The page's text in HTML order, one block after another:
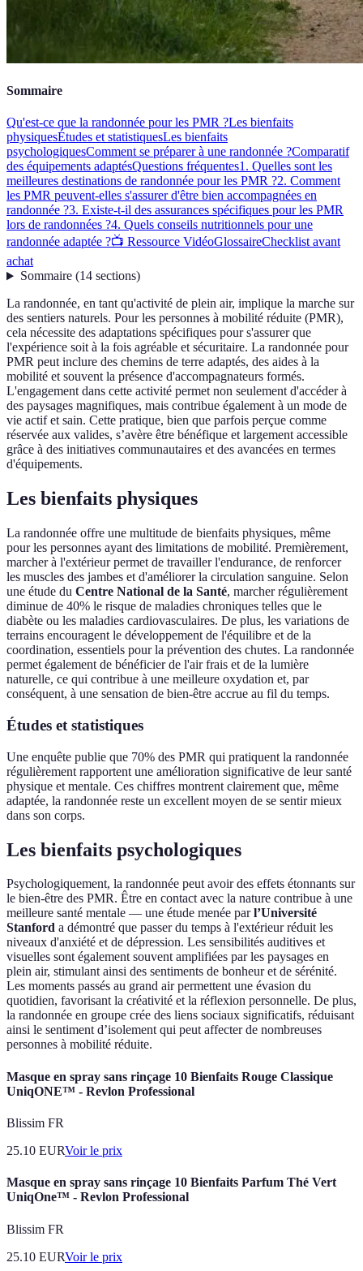
Sommaire
Qu'est-ce que la randonnée pour les PMR ?Les bienfaits
physiquesÉtudes et statistiquesLes bienfaits
psychologiquesComment se préparer à une randonnée ?Comparatif
des équipements adaptésQuestions fréquentes1. Quelles sont les
meilleures destinations de randonnée pour les PMR ?2. Comment
les PMR peuvent-elles s'assurer d'être bien accompagnées en
randonnée ?3. Existe-t-il des assurances spécifiques pour les PMR
lors de randonnées ?4. Quels conseils nutritionnels pour une
randonnée adaptée ?📺 Ressource VidéoGlossaireChecklist avant
achat
Sommaire(14 sections)
La randonnée, en tant qu'activité de plein air, implique la marche sur
des sentiers naturels. Pour les personnes à mobilité réduite (PMR),
cela nécessite des adaptations spécifiques pour s'assurer que
l'expérience soit à la fois agréable et sécuritaire. La randonnée pour
PMR peut inclure des chemins de terre adaptés, des aides à la
mobilité et souvent la présence d'accompagnateurs formés.
L'engagement dans cette activité permet non seulement d'accéder à
des paysages magnifiques, mais contribue également à un mode de
vie actif et sain. Cette pratique, bien que parfois perçue comme
réservée aux valides, s’avère être bénéfique et largement accessible
grâce à des initiatives communautaires et des avancées en termes
d'équipements.
Les bienfaits physiques
La randonnée offre une multitude de bienfaits physiques, même
pour les personnes ayant des limitations de mobilité. Premièrement,
marcher à l'extérieur permet de travailler l'endurance, de renforcer
les muscles des jambes et d'améliorer la circulation sanguine. Selon
une étude du Centre National de la Santé, marcher régulièrement
diminue de 40% le risque de maladies chroniques telles que le
diabète ou les maladies cardiovasculaires. De plus, les variations de
terrains encouragent le développement de l'équilibre et de la
coordination, essentiels pour la prévention des chutes. La randonnée
permet également de bénéficier de l'air frais et de la lumière
naturelle, ce qui contribue à une meilleure oxydation et, par
conséquent, à une sensation de bien-être accrue au fil du temps.
Études et statistiques
Une enquête publie que 70% des PMR qui pratiquent la randonnée
régulièrement rapportent une amélioration significative de leur santé
physique et mentale. Ces chiffres montrent clairement que, même
adaptée, la randonnée reste un excellent moyen de se sentir mieux
dans son corps.
Les bienfaits psychologiques
Psychologiquement, la randonnée peut avoir des effets étonnants sur
le bien-être des PMR. Être en contact avec la nature contribue à une
meilleure santé mentale — une étude menée parl’Université
Stanford a démontré que passer du temps à l'extérieur réduit les
niveaux d'anxiété et de dépression. Les sensibilités auditives et
visuelles sont également souvent amplifiées par les paysages en
plein air, stimulant ainsi des sentiments de bonheur et de sérénité.
Les moments passés au grand air permettent une évasion du
quotidien, favorisant la créativité et la réflexion personnelle. De plus,
la randonnée en groupe crée des liens sociaux significatifs, réduisant
ainsi le sentiment d’isolement qui peut affecter de nombreuses
personnes à mobilité réduite.
Masque en spray sans rinçage 10 Bienfaits Rouge Classique
UniqONE™ - Revlon Professional
Blissim FR
25.10 EURVoir le prix
Masque en spray sans rinçage 10 Bienfaits Parfum Thé Vert
UniqOne™ - Revlon Professional
Blissim FR
25.10 EURVoir le prix